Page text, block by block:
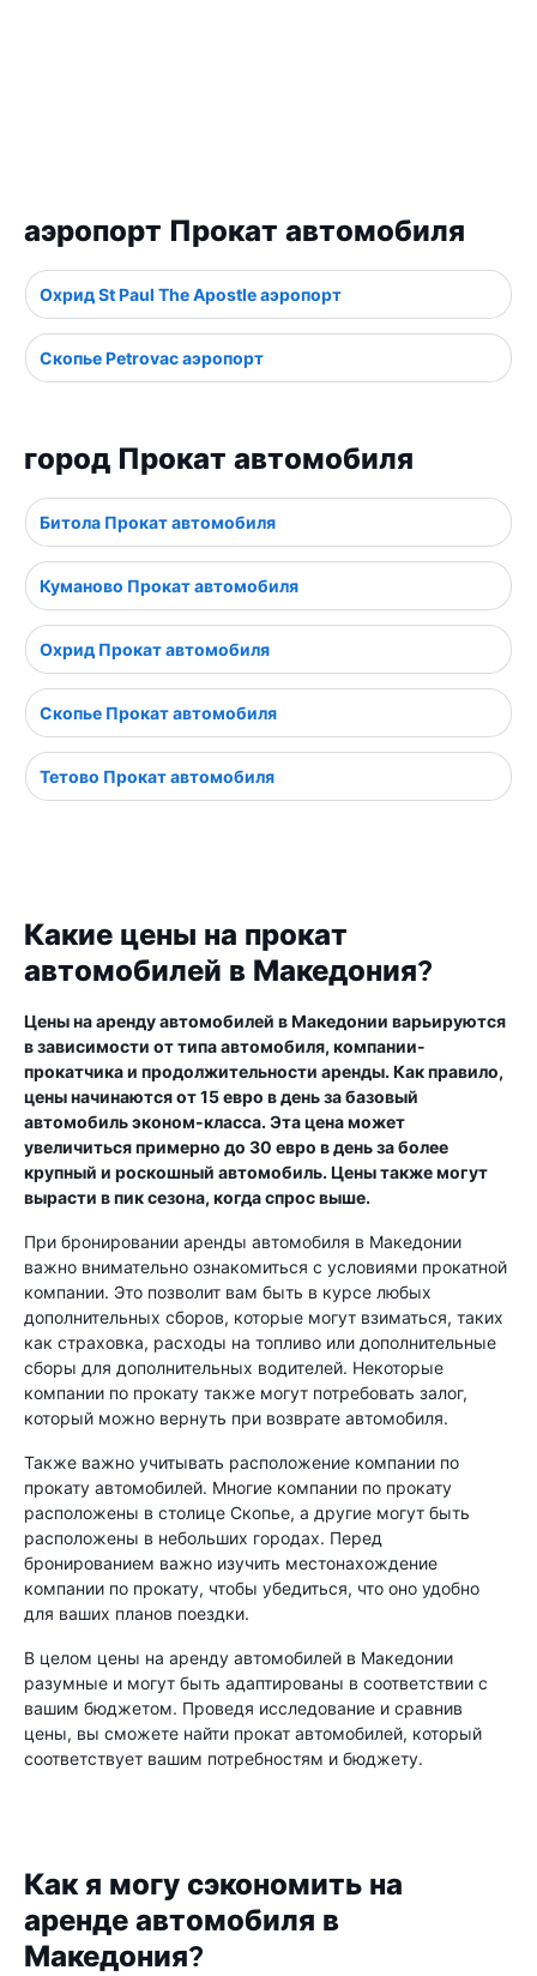
аэропорт Прокат автомобиля
Охрид St Paul The Apostle аэропорт
Скопье Petrovac аэропорт
город Прокат автомобиля
Битола Прокат автомобиля
Куманово Прокат автомобиля
Охрид Прокат автомобиля
Скопье Прокат автомобиля
Тетово Прокат автомобиля
Какие цены на прокат
автомобилей в Македония?
Цены на аренду автомобилей в Македонии варьируются
в зависимости от типа автомобиля, компании-
прокатчика и продолжительности аренды. Как правило,
цены начинаются от 15 евро в день за базовый
автомобиль эконом-класса. Эта цена может
увеличиться примерно до 30 евро в день за более
крупный и роскошный автомобиль. Цены также могут
вырасти в пик сезона, когда спрос выше.
При бронировании аренды автомобиля в Македонии
важно внимательно ознакомиться с условиями прокатной
компании. Это позволит вам быть в курсе любых
дополнительных сборов, которые могут взиматься, таких
как страховка, расходы на топливо или дополнительные
сборы для дополнительных водителей. Некоторые
компании по прокату также могут потребовать залог,
который можно вернуть при возврате автомобиля.
Также важно учитывать расположение компании по
прокату автомобилей. Многие компании по прокату
расположены в столице Скопье, а другие могут быть
расположены в небольших городах. Перед
бронированием важно изучить местонахождение
компании по прокату, чтобы убедиться, что оно удобно
для ваших планов поездки.
В целом цены на аренду автомобилей в Македонии
разумные и могут быть адаптированы в соответствии с
вашим бюджетом. Проведя исследование и сравнив
цены, вы сможете найти прокат автомобилей, который
соответствует вашим потребностям и бюджету.
Как я могу сэкономить на
аренде автомобиля в
Македония?